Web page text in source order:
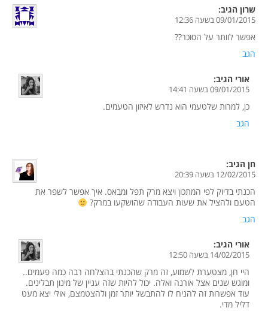
שרון הגיב:
09/01/2015 בשעה 12:36
אפשר לוותר על הסוכר??
הגב
אורי הגיב:
09/01/2015 בשעה 14:41
כן, למרות שלטעמי הוא נדרש לאיזון הטעמים.
הגב
חן הגיב:
12/02/2015 בשעה 20:39
הכנתי בדיוק לפי המתכון ויצא מרק תפל ומבאס. איך אפשר לשפר את
הטעם ולהציל את שעות העבודה שהושקעו במרק?
הגב
אורי הגיב:
14/02/2015 בשעה 12:50
היי חן, מצטערת לשמוע, זה מרק שהכנתי בהצלחה רבה כמה פעמים..
ומוגש שנים אצל אורנה ואלה. יכול להיות שזה עניין של מינון תבלינים.
עוד אפשרות זה להניח לו להתבשל יותר זמן ולהצטמצם, אולי יצא מעט
דליל מדי.